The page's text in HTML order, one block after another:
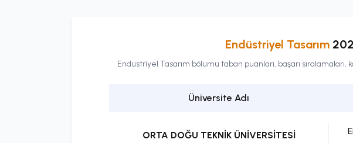
Endüstriyel Tasarım
Endüstriyel Tasarım bölümü taban puanları, başarı sıralamaları,
Üniversite Adı
ORTA DOĞU TEKNİK ÜNİVERSİTESİ